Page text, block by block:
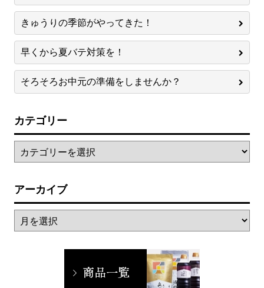
きゅうりの季節がやってきた！
早くから夏バテ対策を！
そろそろお中元の準備をしませんか？
カテゴリー
アーカイブ